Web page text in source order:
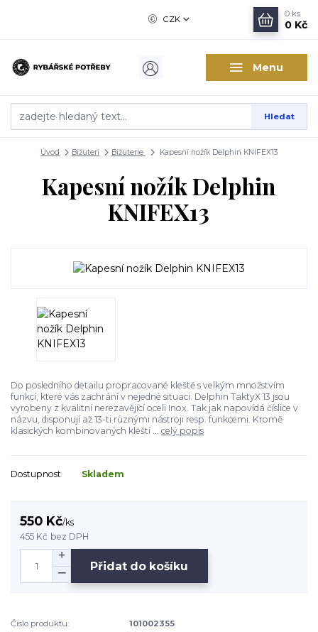
Menu
CZK
Hledat
0 ks
0 Kč
Úvod Bižuteri Bižuterie Kapesní nožík Delphin KNIFEX13
Kapesní nožík Delphin
KNIFEX13
Do posledního detailu propracované kleště s velkým množstvím
funkcí, které vás zachrání v nejedné situaci. Delphin TaktyX 13 jsou
vyrobeny z kvalitní nerezavějící oceli Inox. Tak jak napovídá číslice v
názvu, disponují až 13-ti různými nástroji resp. funkcemi. Kromě
klasických kombinovaných kleští ... celý popis
Dostupnost Skladem
550 Kč/ks
455 Kč bez DPH
Přidat do košíku
Číslo produktu:
101002355